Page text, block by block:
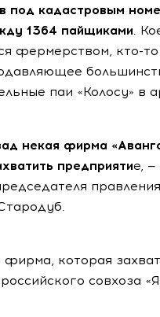
под кадастровым
1364 пайщиками.
фермерством, кто-
паи «Колосу» в
некая фирма
предприятие, —
фирма, которая
совхоза